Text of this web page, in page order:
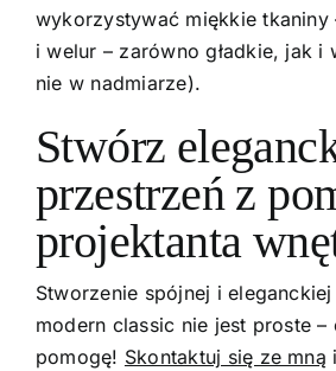
wykorzystywać miękkie tkaniny
i welur – zarówno gładkie, jak i
nie w nadmiarze).
Stwórz
przestrzeń z
projektanta
Stworzenie spójnej i
modern classic nie jest proste –
pomogę! Skontaktuj się ze mną